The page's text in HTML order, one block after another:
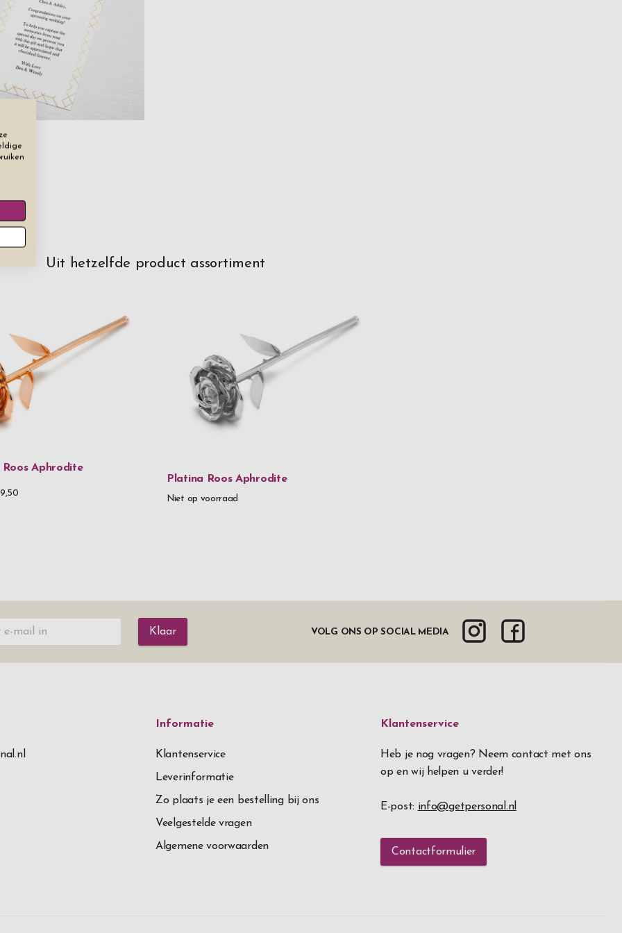
Uit hetzelfde product assortiment
Roos Aphrodite
Platina Roos Aphrodite
Niet op voorraad
Klaar VOLG ONS OP SOCIAL MEDIA
Informatie
Klantenservice
Leverinformatie
Zo plaats je een bestelling bij ons
Veelgestelde vragen
Algemene voorwaarden
Klantenservice
Heb je nog vragen? Neem contact met ons
op en wij helpen u verder!
E-post: info@getpersonal.nl
Contactformulier